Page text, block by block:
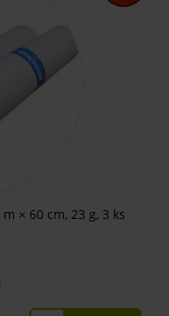
× 60 cm, 23 g, 3 ks